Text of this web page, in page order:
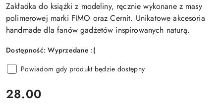
Zakładka do książki z modeliny, ręcznie wykonane z masy
polimerowej marki FIMO oraz Cernit. Unikatowe akcesoria
handmade dla fanów gadżetów inspirowanych naturą.
Dostępność:Wyprzedane :(
Powiadom gdy produkt będzie dostępny
cena:
28.00